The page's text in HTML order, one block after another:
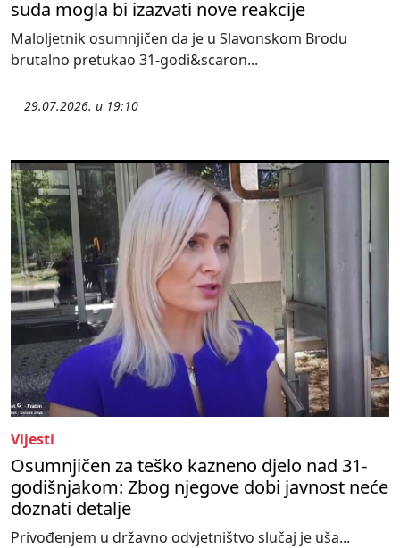
suda mogla bi izazvati nove reakcije
Maloljetnik osumnjičen da je u Slavonskom Brodu
brutalno pretukao 31-godi&scaron...
29.07.2026. u 19:10
Vijesti
Osumnjičen za teško kazneno djelo nad 31-
godišnjakom: Zbog njegove dobi javnost neće
doznati detalje
Privođenjem u državno odvjetništvo slučaj je uša...